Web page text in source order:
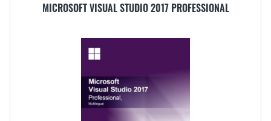
MICROSOFT VISUAL STUDIO 2017 PROFESSIONAL